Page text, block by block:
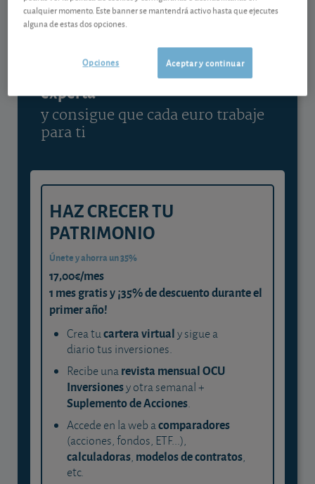
Contenido reservado a SOCIOS
Gestiona tu dinero con visión
experta
y consigue que cada euro trabaje
para ti
HAZ CRECER TU
PATRIMONIO
Únete y ahorra un 35%
17,00€/mes
1 mes gratis y ¡35% de descuento durante el
primer año!
Crea tucartera virtualy sigue a
diario tus inversiones.
Recibe unarevista mensual OCU
Inversionesy otra semanal +
Suplemento de Acciones.
Accede en la web acomparadores
(acciones, fondos, ETF...),
calculadoras, modelos de contratos,
etc.
cualquier momento. Este banner se mantendrá activo hasta que ejecutes
alguna de estas dos opciones.
Aceptar y continuar
Opciones